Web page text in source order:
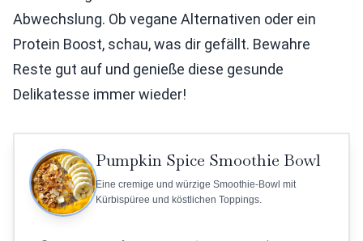
Abwechslung. Ob vegane Alternativen oder ein
Protein Boost, schau, was dir gefällt. Bewahre
Reste gut auf und genieße diese gesunde
Delikatesse immer wieder!
Pumpkin Spice Smoothie Bowl
Eine cremige und würzige Smoothie-Bowl mit
Kürbispüree und köstlichen Toppings.